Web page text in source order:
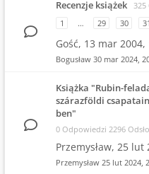
Recenzje książek 325
1
… 29 30 31
Gość, 13 mar 2004,
Bogusław 30 mar 2024,
Książka "Rubin-
szárazföldi
ben"
0 Odpowiedzi 2296
Przemysław, 25 lut
Przemysław 25 lut 2024,